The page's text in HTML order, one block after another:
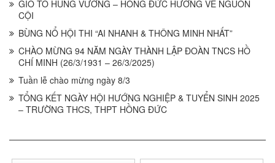
GIỖ TỔ HÙNG VƯƠNG – HỒNG ĐỨC HƯỚNG VỀ NGUỒN
CỘI
BÙNG NỔ HỘI THI “AI NHANH & THÔNG MINH NHẤT”
CHÀO MỪNG 94 NĂM NGÀY THÀNH LẬP ĐOÀN TNCS HỒ
CHÍ MINH (26/3/1931 – 26/3/2025)
Tuần lễ chào mừng ngày 8/3
TỔNG KẾT NGÀY HỘI HƯỚNG NGHIỆP & TUYỂN SINH 2025
– TRƯỜNG THCS, THPT HỒNG ĐỨC